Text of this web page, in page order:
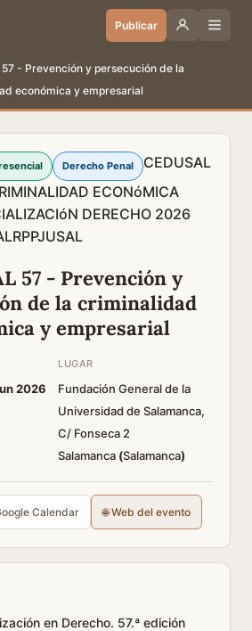
Publicar
57 - Prevención y persecución de la
económica y empresarial
Derecho Penal
CEDUSAL
ECONóMICA
DERECHO 2026
RPPJUSAL
57 - Prevención y
de la criminalidad
y empresarial
2026
LUGAR
Fundación General de la
Universidad de Salamanca,
C/ Fonseca 2
Salamanca (Salamanca)
Calendar 🌐 Web del evento
en Derecho. 57.ª edición